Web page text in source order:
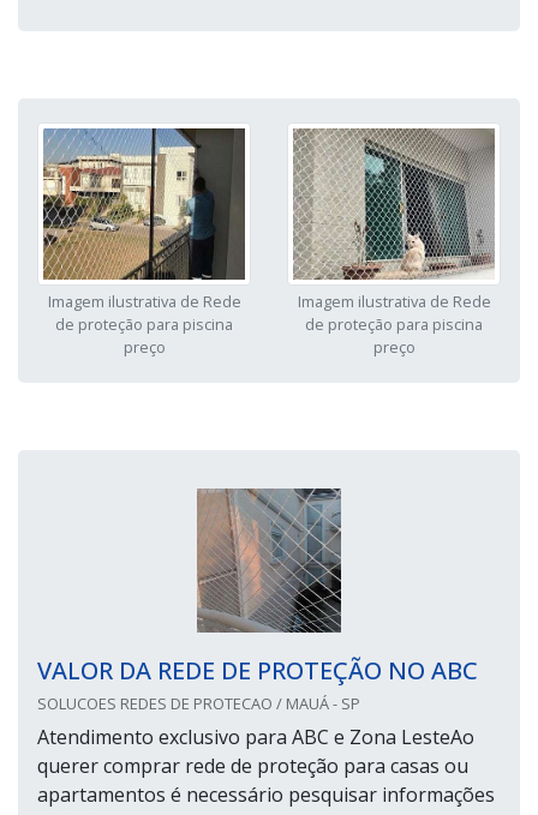
Imagem ilustrativa de Rede
de proteção para piscina
preço
Imagem ilustrativa de Rede
de proteção para piscina
preço
VALOR DA REDE DE PROTEÇÃO NO ABC
SOLUCOES REDES DE PROTECAO / MAUÁ - SP
Atendimento exclusivo para ABC e Zona LesteAo
querer comprar rede de proteção para casas ou
apartamentos é necessário pesquisar informações